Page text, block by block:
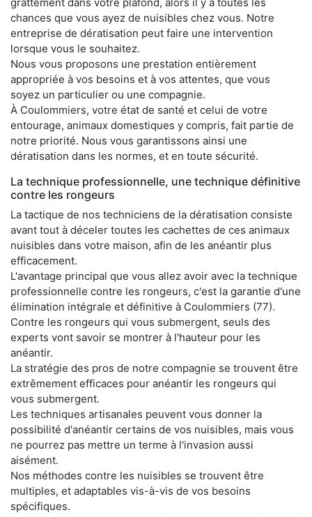
chances que vous ayez de nuisibles chez vous. Notre
entreprise de dératisation peut faire une intervention
lorsque vous le souhaitez.
Nous vous proposons une prestation entièrement
appropriée à vos besoins et à vos attentes, que vous
soyez un particulier ou une compagnie.
À Coulommiers, votre état de santé et celui de votre
entourage, animaux domestiques y compris, fait partie de
notre priorité. Nous vous garantissons ainsi une
dératisation dans les normes, et en toute sécurité.
La technique professionnelle, une technique définitive
contre les rongeurs
La tactique de nos techniciens de la dératisation consiste
avant tout à déceler toutes les cachettes de ces animaux
nuisibles dans votre maison, afin de les anéantir plus
efficacement.
L'avantage principal que vous allez avoir avec la technique
professionnelle contre les rongeurs, c'est la garantie d'une
élimination intégrale et définitive à Coulommiers (77).
Contre les rongeurs qui vous submergent, seuls des
experts vont savoir se montrer à l'hauteur pour les
anéantir.
La stratégie des pros de notre compagnie se trouvent être
extrêmement efficaces pour anéantir les rongeurs qui
vous submergent.
Les techniques artisanales peuvent vous donner la
possibilité d'anéantir certains de vos nuisibles, mais vous
ne pourrez pas mettre un terme à l'invasion aussi
aisément.
Nos méthodes contre les nuisibles se trouvent être
multiples, et adaptables vis-à-vis de vos besoins
spécifiques.